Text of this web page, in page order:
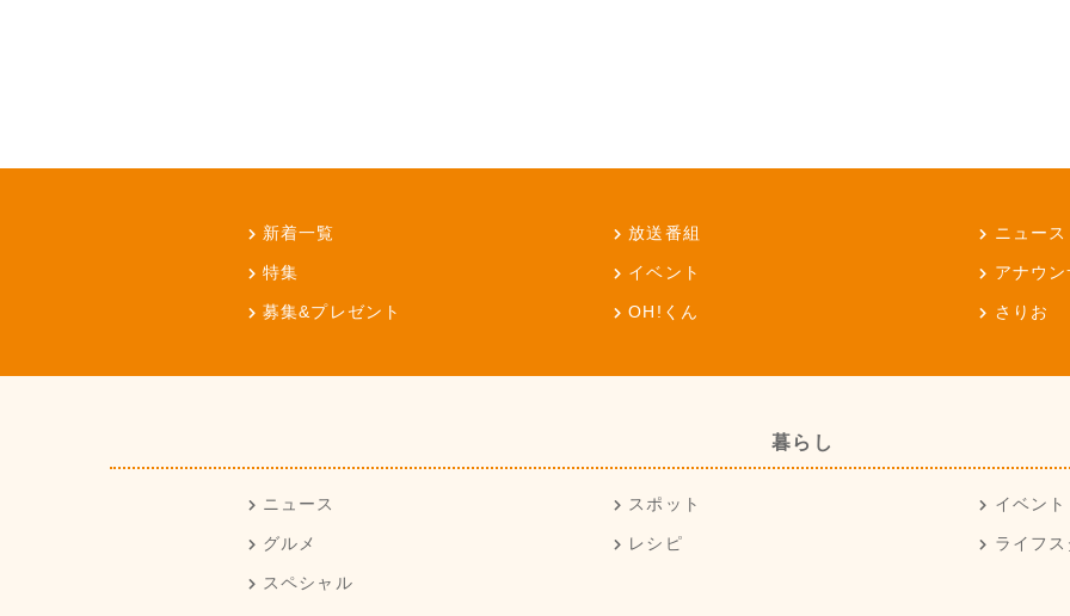
新着一覧 放送番組 ニュース
特集 イベント アナウ
募集&プレゼント OH!くん さりお
暮らし
ニュース スポット イベント
グルメ レシピ ライフ
スペシャル